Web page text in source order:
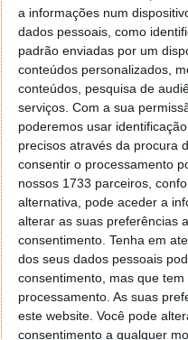
a informações num
dados pessoais, como
padrão enviadas por um
conteúdos personalizados,
conteúdos, pesquisa de
serviços. Com a sua
poderemos usar
precisos através da procura
consentir o processamento
nossos 1733 parceiros,
alternativa, pode aceder a
alterar as suas preferências
consentimento. Tenha em
dos seus dados pessoais
consentimento, mas que
processamento. As suas
este website. Você pode
consentimento a qualquer
tentei apagar o
firefox mas em
agradecido, caso
Responder
Vítor M.
7 de
@Reporter
Desculpa mas o
o MSn Messenger 8.
Responder
Vítor M.
@Rui
Tens de encontrar
janela iniciar e no
rato faz
clica no botão